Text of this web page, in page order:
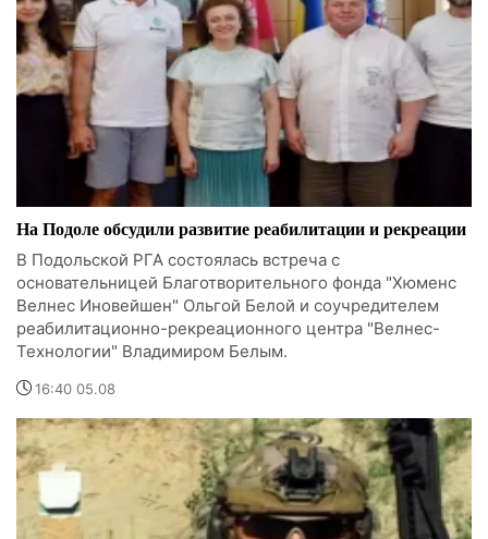
На Подоле обсудили развитие реабилитации и рекреации
В Подольской РГА состоялась встреча с
основательницей Благотворительного фонда "Хюменс
Велнес Иновейшен" Ольгой Белой и соучредителем
реабилитационно-рекреационного центра "Велнес-
Технологии" Владимиром Белым.
16:40 05.08